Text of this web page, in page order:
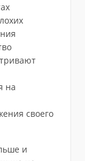
на
своего
и